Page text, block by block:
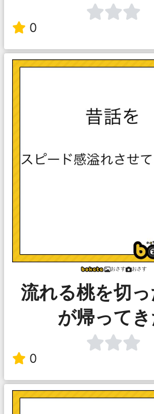
0
おさす おさす
流れる桃を切
が帰ってき
0